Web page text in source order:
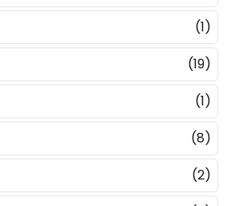
(1)
(19)
(1)
(8)
(2)